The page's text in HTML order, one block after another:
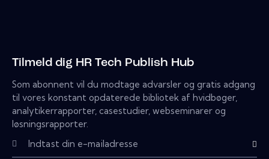
Tilmeld dig HR Tech Publish Hub
Som abonnent vil du modtage advarsler og gratis adgang
til vores konstant opdaterede bibliotek af hvidbøger,
analytikerrapporter, casestudier, webseminarer og
løsningsrapporter.